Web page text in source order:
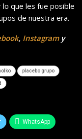
que les fue posible
de nuestra era.
, Instagramy
placebo grupo
WhatsApp